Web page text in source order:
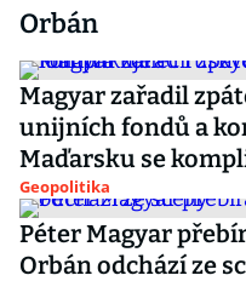
Orbán
Magyar zařadil
unijních fondů a
Maďarsku se
Geopolitika
Péter Magyar
Orbán odchází ze